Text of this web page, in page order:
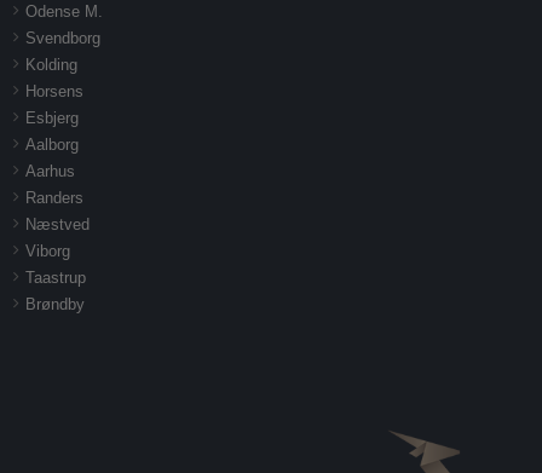
Odense M.
Svendborg
Kolding
Horsens
Esbjerg
Aalborg
Aarhus
Randers
Næstved
Viborg
Taastrup
Brøndby